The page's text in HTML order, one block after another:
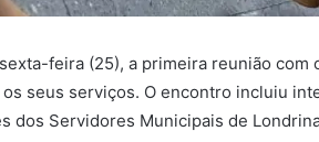
feira (25), a primeira reunião
seus serviços. O encontro incluiu
dos Servidores Municipais de